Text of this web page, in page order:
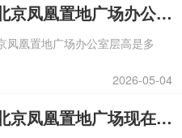
2026北京凤凰置地广场办公室层高是多少？
凤凰置地广场办公室层高是多
2026-05-04
2026北京凤凰置地广场现在有没有特价的办公室出租房源？